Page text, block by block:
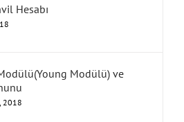
Hesabı
Modülü) ve
2018